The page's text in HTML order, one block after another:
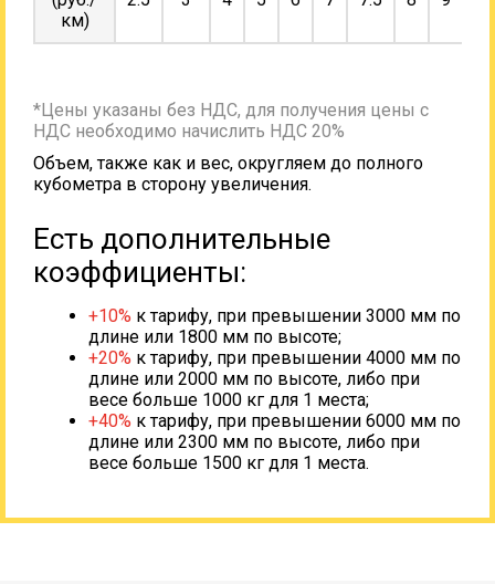
км)
*Цены указаны без НДС, для получения цены с
НДС необходимо начислить НДС 20%
Объем, также как и вес, округляем до полного
кубометра в сторону увеличения.
Есть дополнительные
коэффициенты:
+10% к тарифу, при превышении 3000 мм по
длине или 1800 мм по высоте;
+20% к тарифу, при превышении 4000 мм по
длине или 2000 мм по высоте, либо при
весе больше 1000 кг для 1 места;
+40% к тарифу, при превышении 6000 мм по
длине или 2300 мм по высоте, либо при
весе больше 1500 кг для 1 места.